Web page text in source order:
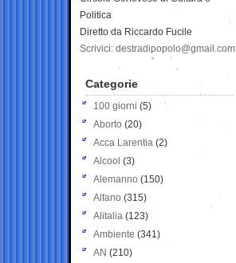
Politica
Diretto da Riccardo Fucile
Scrivici: destradipopolo@gmail.com
Categorie
100 giorni (5)
Aborto (20)
Acca Larentia (2)
Alcool (3)
Alemanno (150)
Alfano (315)
Alitalia (123)
Ambiente (341)
AN (210)